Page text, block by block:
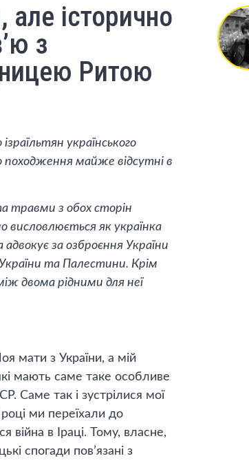
але історично
з
Ритою
українського
походження майже відсутні в
травми з обох сторін
як українка
за озброєння України
та Палестини. Крім
двома рідними для неї
мати з України, а мій
мають саме таке особливе
Саме так і зустрілися мої
ми переїхали до
війна в Іраці. Тому, власне,
спогади пов’язані з